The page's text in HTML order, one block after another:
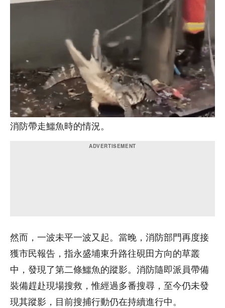
消防帶走鱷魚時的情況。
然而，一波未平一波又起。當晚，消防部門再度接
獲市民報告，指永盛埔東升路往硯田方向的草叢
中，發現了第二條鱷魚的蹤影。消防隨即派員帶備
裝備趕赴現場搜救，惟經過多番搜尋，至今仍未發
現其蹤影，目前搜捕行動仍在持續進行中。